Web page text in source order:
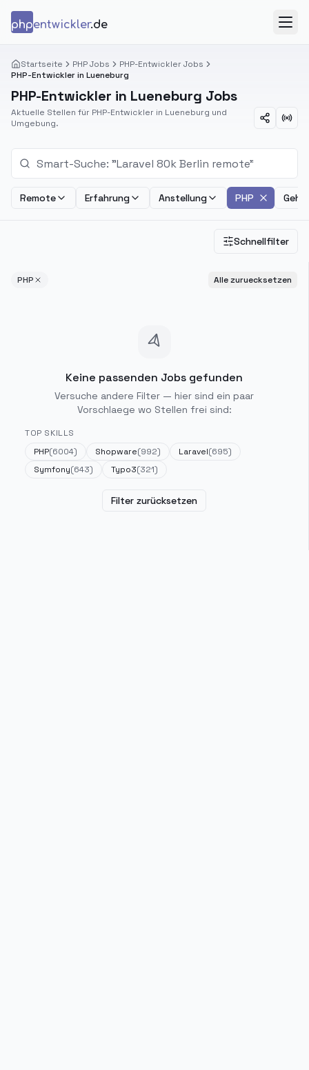
phpentwickler.de
Startseite PHP Jobs
PHP-Entwickler Jobs
PHP-Entwickler in Lueneburg
PHP-Entwickler in Lueneburg Jobs
Aktuelle Stellen für PHP-Entwickler in Lueneburg und
Umgebung.
Remote Erfahrung Anstellung PHP
Schnellfilter
PHP Alle zuruecksetzen
Keine passenden Jobs gefunden
Versuche andere Filter — hier sind ein paar
Vorschlaege wo Stellen frei sind:
TOP SKILLS
PHP(6004) Shopware(992) Laravel(695)
Symfony(643) Typo3(321)
Filter zurücksetzen